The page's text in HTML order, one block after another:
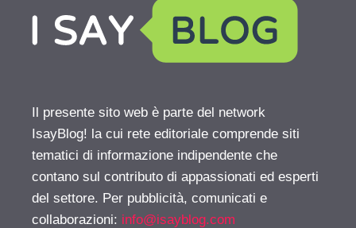
Il presente sito web è parte del network
IsayBlog! la cui rete editoriale comprende siti
tematici di informazione indipendente che
contano sul contributo di appassionati ed esperti
del settore. Per pubblicità, comunicati e
collaborazioni: info@isayblog.com